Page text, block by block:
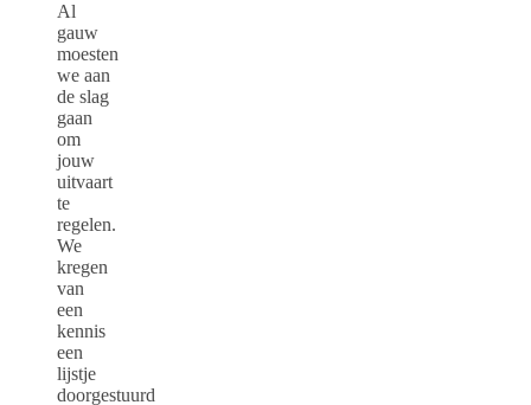
Al
gauw
moesten
we aan
de slag
gaan
om
jouw
uitvaart
te
regelen.
We
kregen
van
een
kennis
een
lijstje
doorgestuurd